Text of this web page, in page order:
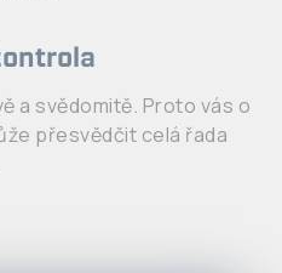
a svědomitě. Proto vás o
přesvědčit celá řada